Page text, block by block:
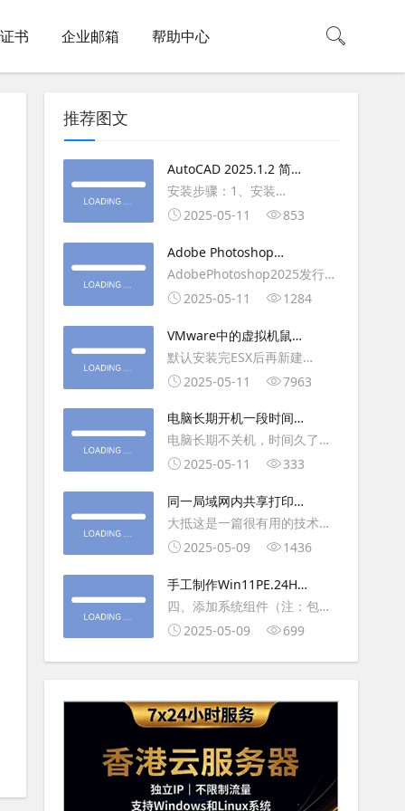
书 企业邮箱 帮助中心
推荐图文
AutoCAD 2025.1.2 简体
中文版（64位）破解版下
载
安装步骤：1、安装
AutoCAD_2025.1.2_Update3、
复制Crack里面的文件到
AutoCAD安装目录里，覆盖同
名文件4、完最低
2025-05-11 853
Adobe Photoshop
2025（v26.6.1）多语言
破解版下载
AdobePhotoshop2025发行
年：2025版本：26.6.1.7开发
平台：WindowsX64界面语
言：英语/匈牙利/匈牙利/越南/
荷兰/印尼/西班牙/西班牙语/意
大利
2025-05-11 1284
VMware中的虚拟机鼠标
移动缓慢,VMware虚拟机
卡顿慢,鼠标移动卡顿问题
默认安装完ESX后再新建
WINDOWS虚拟主机，如
操作虚拟主机，鼠标会非常
钝，这是因为虚拟机没有鼠标
驱动，通过安装vmwaretool后
就可以解决此问
2025-05-11 7963
电脑长期开机一段时间就
卡顿怎么处理
电脑长期不关机，时间久了就
会一直卡，CPU和内存都没占
久，打开任务管理器5秒钟。一
般重启下电脑就可以了或重启
下资源管理器(explorer.exe进
程).
2025-05-11 333
同一局域网内共享打印机
的连接及相关问题解决方
法
大抵这是一篇很有用的技术教
程文章吧！涉及的内容普遍而
不自觉地点赞收藏吧~包含内容
有：共享前的准备工作在设置
打印机共享之前，你得先确保
两台电脑
2025-05-09 1436
手工制作Win11PE.24H2
LTSC2024详细教程2
四、添加系统组件（注：包含
DWM、BitLocker解锁、MMC
第5卷提取以下文件到BOOT文
件夹：;DWM桌面窗口管理器
2025-05-09 699